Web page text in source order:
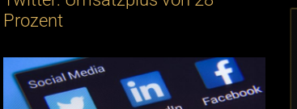
Prozent